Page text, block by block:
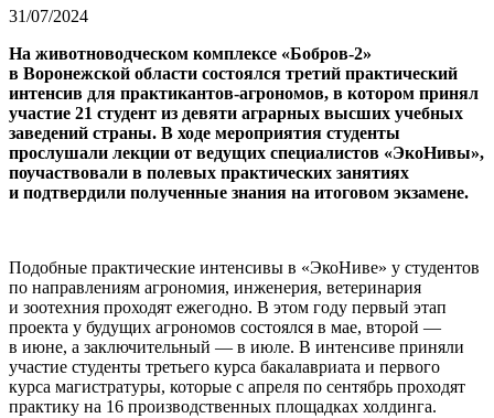
31/07/2024
На животноводческом комплексе «Бобров-2»
в Воронежской области состоялся третий практический
интенсив для практикантов-агрономов, в котором принял
участие 21 студент из девяти аграрных высших учебных
заведений страны. В ходе мероприятия студенты
прослушали лекции от ведущих специалистов «ЭкоНивы»,
поучаствовали в полевых практических занятиях
и подтвердили полученные знания на итоговом экзамене.
Подобные практические интенсивы в «ЭкоНиве» у студентов
по направлениям агрономия, инженерия, ветеринария
и зоотехния проходят ежегодно. В этом году первый этап
проекта у будущих агрономов состоялся в мае, второй —
в июне, а заключительный — в июле. В интенсиве приняли
участие студенты третьего курса бакалавриата и первого
курса магистратуры, которые с апреля по сентябрь проходят
практику на 16 производственных площадках холдинга.